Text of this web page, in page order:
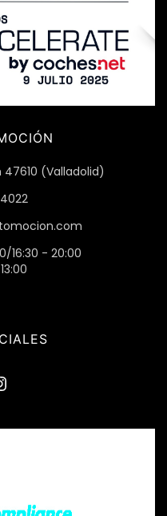
(Valladolid)
16:30 - 20:00